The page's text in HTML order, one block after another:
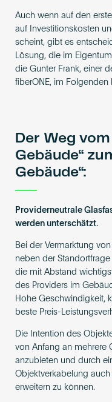
Auch wenn auf den
auf Investitionskosten
scheint, gibt es
Lösung, die im
die Gunter Frank, einer
fiberONE, im Folgenden
Der Weg
Gebäude“
Gebäude“:
Providerneutrale
werden unterschätzt.
Bei der Vermarktung
neben der
die mit Abstand
des Providers im
Hohe Geschwindigkeit,
beste Preis-
Die Intention des
von Anfang an mehrere
anzubieten und durch
Objektverkabelung
erweitern zu können.